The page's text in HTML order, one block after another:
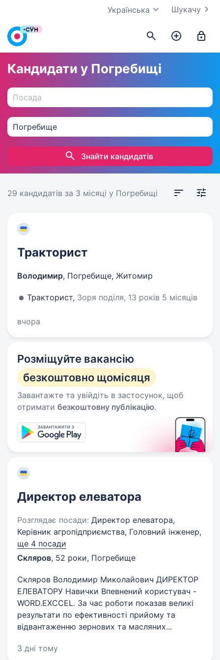
Шукачу
Українська
Кандидати у Погребищі
Знайти кандидатів
29 кандидатів за 3 місяці у Погребищі
Тракторист
Володимир, Погребище, Житомир
Тракторист, Зоря поділя, 13 років 5 місяців
вчора
Розміщуйте вакансію
безкоштовно щомісяця
Завантажте та увійдіть в застосунок, щоб
отримати безкоштовну публікацію.
Директор елеватора
Розглядає посади: Директор елеватора,
Керівник агропідприємства, Головний інженер,
ще 4 посади
Скляров, 52 роки, Погребище
Скляров Володимир Миколайович ДИРЕКТОР
ЕЛЕВАТОРУ Навички Впевнений користувач -
WORD.EXCCEL. За час роботи показав великі
результати по ефективності прийому та
відвантаженню зернових та масляних...
3 дні тому